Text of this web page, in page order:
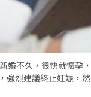
奢大道」逐漸成
涯論壇9/12登場
7s掀足球熱
婚不久，很快就懷孕
強烈建議終止妊娠，